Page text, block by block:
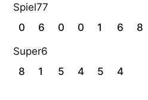
Spiel77
0
6 0 0 1 6
8
Super6
8
1 5 4 5 4